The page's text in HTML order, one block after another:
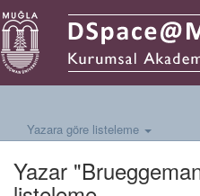
Yazara göre listeleme
Yazar